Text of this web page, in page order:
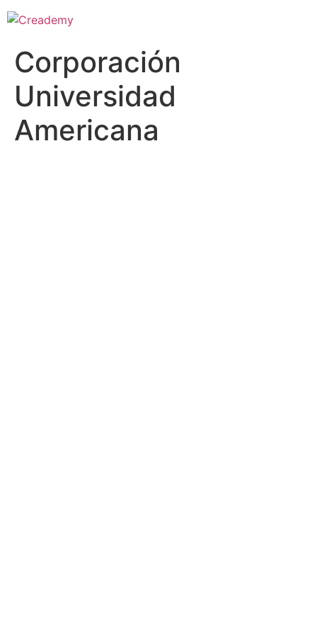
Corporación
Universidad
Americana